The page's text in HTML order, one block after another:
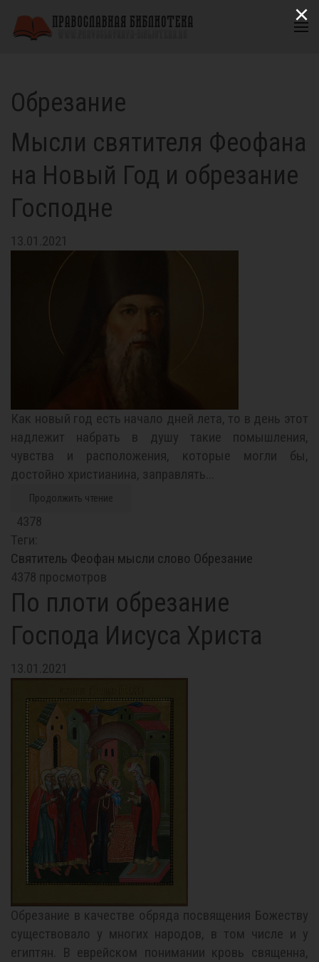
Обрезание
Мысли святителя Феофана
на Новый Год и обрезание
Господне
13.01.2021
Как новый год есть начало дней лета, то в день этот
надлежит набрать в душу такие помышления,
чувства и расположения, которые могли бы,
достойно христианина, заправлять...
Продолжить чтение
4378
Теги:
Святитель Феофан мысли слово Обрезание
4378 просмотров
По плоти обрезание
Господа Иисуса Христа
13.01.2021
Обрезание в качестве обряда посвящения Божеству
существовало у многих народов, в том числе и у
египтян. В еврейском понимании кровь священна,
×